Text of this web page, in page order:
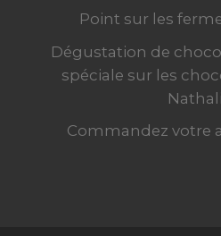
Point sur les
Dégustation de
spéciale sur les
Commandez votre